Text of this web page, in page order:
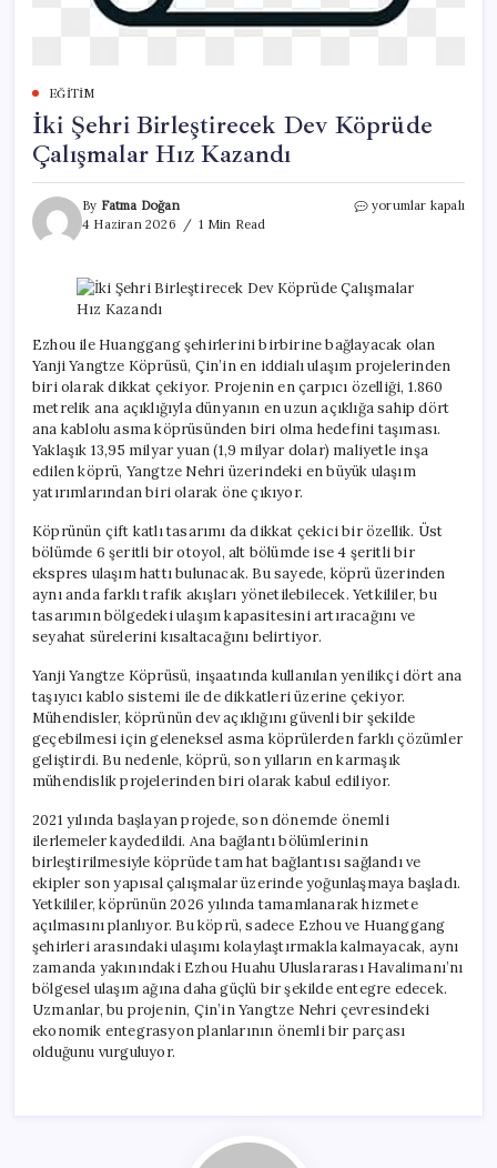
EĞITIM
İki Şehri Birleştirecek Dev Köprüde
Çalışmalar Hız Kazandı
By Fatma Doğan
4 Haziran 2026
1 Min Read
İki
Köprüde
Çalışmalar
Kazandı
için
yorumlar kapalı
Ezhou ile Huanggang şehirlerini birbirine bağlayacak olan
Yanji Yangtze Köprüsü, Çin’in en iddialı ulaşım projelerinden
biri olarak dikkat çekiyor. Projenin en çarpıcı özelliği, 1.860
metrelik ana açıklığıyla dünyanın en uzun açıklığa sahip dört
ana kablolu asma köprüsünden biri olma hedefini taşıması.
Yaklaşık 13,95 milyar yuan (1,9 milyar dolar) maliyetle inşa
edilen köprü, Yangtze Nehri üzerindeki en büyük ulaşım
yatırımlarından biri olarak öne çıkıyor.
Köprünün çift katlı tasarımı da dikkat çekici bir özellik. Üst
bölümde 6 şeritli bir otoyol, alt bölümde ise 4 şeritli bir
ekspres ulaşım hattı bulunacak. Bu sayede, köprü üzerinden
aynı anda farklı trafik akışları yönetilebilecek. Yetkililer, bu
tasarımın bölgedeki ulaşım kapasitesini artıracağını ve
seyahat sürelerini kısaltacağını belirtiyor.
Yanji Yangtze Köprüsü, inşaatında kullanılan yenilikçi dört ana
taşıyıcı kablo sistemi ile de dikkatleri üzerine çekiyor.
Mühendisler, köprünün dev açıklığını güvenli bir şekilde
geçebilmesi için geleneksel asma köprülerden farklı çözümler
geliştirdi. Bu nedenle, köprü, son yılların en karmaşık
mühendislik projelerinden biri olarak kabul ediliyor.
2021 yılında başlayan projede, son dönemde önemli
ilerlemeler kaydedildi. Ana bağlantı bölümlerinin
birleştirilmesiyle köprüde tam hat bağlantısı sağlandı ve
ekipler son yapısal çalışmalar üzerinde yoğunlaşmaya başladı.
Yetkililer, köprünün 2026 yılında tamamlanarak hizmete
açılmasını planlıyor. Bu köprü, sadece Ezhou ve Huanggang
şehirleri arasındaki ulaşımı kolaylaştırmakla kalmayacak, aynı
zamanda yakınındaki Ezhou Huahu Uluslararası Havalimanı’nı
bölgesel ulaşım ağına daha güçlü bir şekilde entegre edecek.
Uzmanlar, bu projenin, Çin’in Yangtze Nehri çevresindeki
ekonomik entegrasyon planlarının önemli bir parçası
olduğunu vurguluyor.